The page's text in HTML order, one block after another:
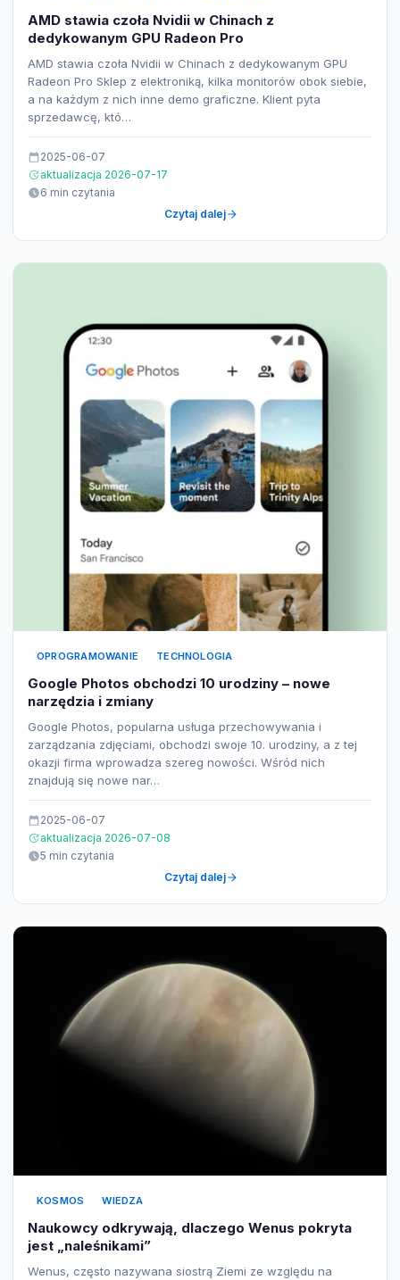
AMD stawia czoła Nvidii w Chinach z
dedykowanym GPU Radeon Pro
AMD stawia czoła Nvidii w Chinach z dedykowanym GPU
Radeon Pro Sklep z elektroniką, kilka monitorów obok siebie,
a na każdym z nich inne demo graficzne. Klient pyta
sprzedawcę, któ…
2025-06-07
aktualizacja 2026-07-17
6 min czytania
Czytaj dalej
OPROGRAMOWANIE TECHNOLOGIA
Google Photos obchodzi 10 urodziny – nowe
narzędzia i zmiany
Google Photos, popularna usługa przechowywania i
zarządzania zdjęciami, obchodzi swoje 10. urodziny, a z tej
okazji firma wprowadza szereg nowości. Wśród nich
znajdują się nowe nar…
2025-06-07
aktualizacja 2026-07-08
5 min czytania
Czytaj dalej
KOSMOS WIEDZA
Naukowcy odkrywają, dlaczego Wenus pokryta
jest „naleśnikami”
Wenus, często nazywana siostrą Ziemi ze względu na